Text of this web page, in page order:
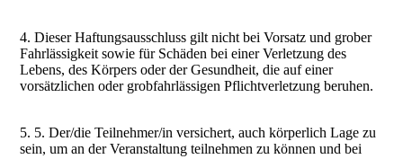
4. Dieser Haftungsausschluss gilt nicht bei Vorsatz und grober
Fahrlässigkeit sowie für Schäden bei einer Verletzung des
Lebens, des Körpers oder der Gesundheit, die auf einer
vorsätzlichen oder grobfahrlässigen Pflichtverletzung beruhen.
5. 5. Der/die Teilnehmer/in versichert, auch körperlich Lage zu
sein, um an der Veranstaltung teilnehmen zu können und bei